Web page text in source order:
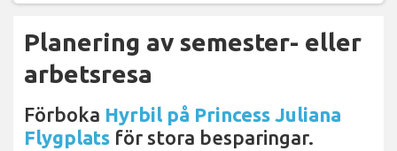
Planering av semester- eller
arbetsresa
Förboka Hyrbil på Princess Juliana
Flygplats för stora besparingar.